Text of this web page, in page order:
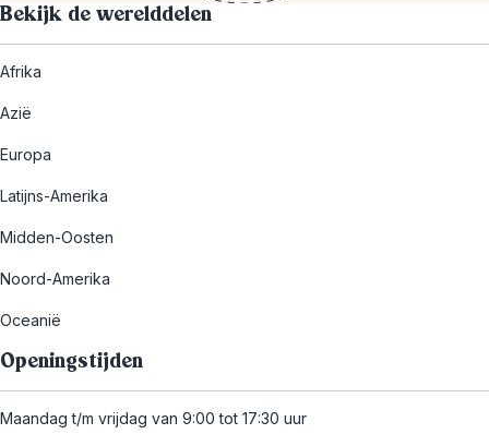
Bekijk de werelddelen
Afrika
Azië
Europa
Latijns-Amerika
Midden-Oosten
Noord-Amerika
Oceanië
Openingstijden
Maandag t/m vrijdag van 9:00 tot 17:30 uur